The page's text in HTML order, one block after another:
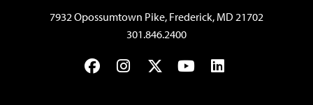
7932 Opossumtown Pike, Frederick, MD 21702
301.846.2400
FacebookInstagram
TwitterYouTubeLinkedIn